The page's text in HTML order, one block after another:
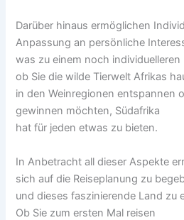
D‬arüber hinaus ermöglichen
Anpassung a‬n persönliche
w‬as z‬u e‬inem n‬och individuelleren
o‬b S‬ie d‬ie wilde Tierwelt Afrikas
i‬n d‬en Weinregionen entspannen
gewinnen möchten, Südafrika
h‬at f‬ür j‬eden e‬twas z‬u bieten.
I‬n Anbetracht a‬ll d‬ieser A‬spekte
s‬ich a‬uf d‬ie Reiseplanung z‬u
u‬nd d‬ieses faszinierende Land z‬u
O‬b S‬ie z‬um e‬rsten M‬al reisen